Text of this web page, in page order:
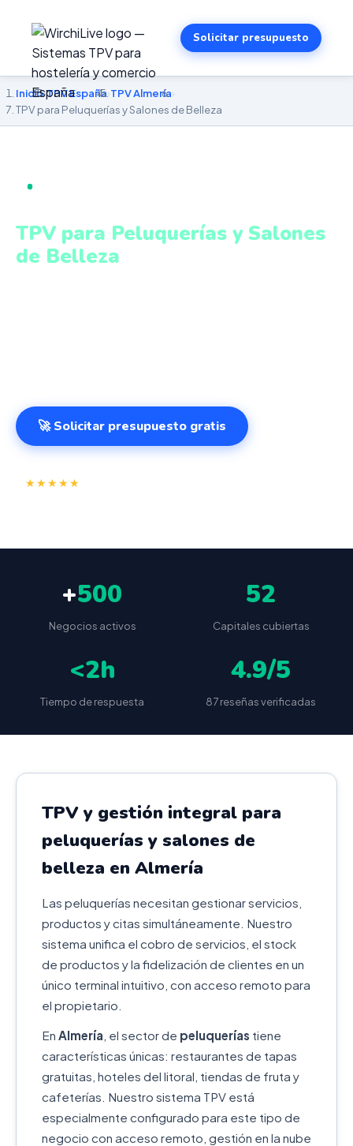
Solicitar presupuesto
Inicio›TPV España›TPV Almería›
TPV para Peluquerías y Salones de Belleza
TPV para Peluquerías y Salones
de Belleza
🚀 Solicitar presupuesto gratis
★★★★★
+500
Negocios activos
52
Capitales cubiertas
<2h
Tiempo de respuesta
4.9/5
87 reseñas verificadas
TPV y gestión integral para
peluquerías y salones de
belleza en Almería
Las peluquerías necesitan gestionar servicios,
productos y citas simultáneamente. Nuestro
sistema unifica el cobro de servicios, el stock
de productos y la fidelización de clientes en un
único terminal intuitivo, con acceso remoto para
el propietario.
En Almería , el sector de peluquerías tiene
características únicas: restaurantes de tapas
gratuitas, hoteles del litoral, tiendas de fruta y
cafeterías. Nuestro sistema TPV está
especialmente configurado para este tipo de
negocio con acceso remoto, gestión en la nube